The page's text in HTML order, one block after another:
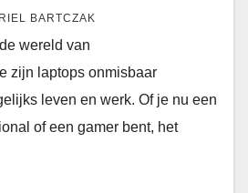
BARTCZAK
wereld van
zijn laptops onmisbaar
leven en werk. Of je nu een
of een gamer bent, het